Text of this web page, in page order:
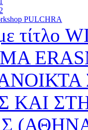
PULCHRA
τίτλο
ΚΑΙ